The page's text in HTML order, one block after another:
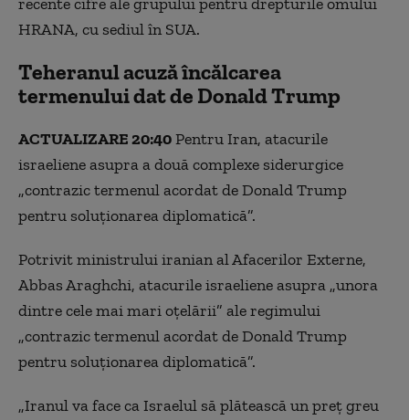
HRANA, cu sediul în SUA.
Teheranul acuză încălcarea
termenului dat de Donald Trump
ACTUALIZARE 20:40Pentru Iran, atacurile
israeliene asupra a două complexe siderurgice
„contrazic termenul acordat de Donald Trump
pentru soluționarea diplomatică”.
Potrivit ministrului iranian al Afacerilor Externe,
Abbas Araghchi, atacurile israeliene asupra „unora
dintre cele mai mari oțelării” ale regimului
„contrazic termenul acordat de Donald Trump
pentru soluționarea diplomatică”.
„Iranul va face ca Israelul să plătească un preț greu